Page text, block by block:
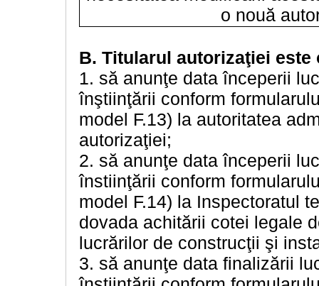
o nouă
B. Titularul autorizaţiei este
1. să anunţe data începerii
înştiinţării conform
model F.13) la autoritatea
autorizaţiei;
2. să anunţe data începerii
înstiinţării conform
model F.14) la Inspectoratul
dovada achitării cotei legale
lucrărilor de construcţii şi
3. să anunţe data finalizării